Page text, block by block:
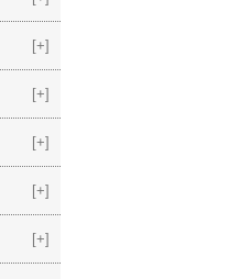
[+]
[+]
[+]
[+]
[+]